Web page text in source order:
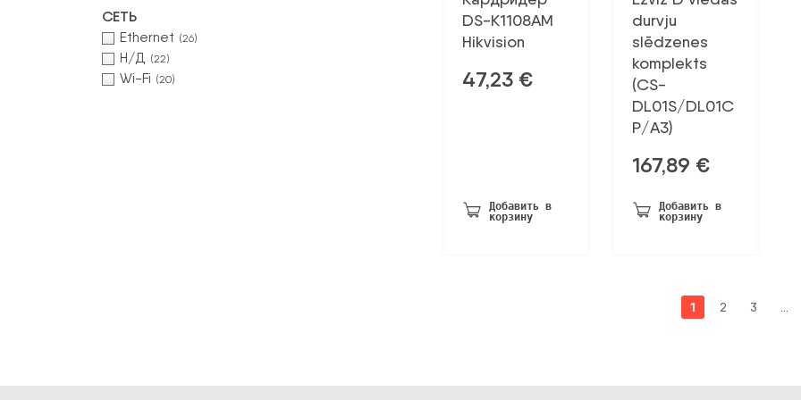
СЕТЬ
Ethernet (26)
Н/Д (22)
Wi-Fi (20)
DS-K1108AM
Hikvision
47,23 €
Добавить в
корзину
durvju
slēdzenes
komplekts
(CS-
DL01S/DL01C
P/A3)
167,89 €
Добавить в
корзину
1 2 3 …